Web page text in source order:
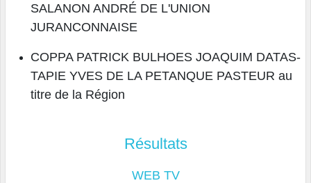
SALANON ANDRÉ DE L'UNION
JURANCONNAISE
COPPA PATRICK BULHOES JOAQUIM DATAS-
TAPIE YVES DE LA PETANQUE PASTEUR au
titre de la Région
Résultats
WEB TV